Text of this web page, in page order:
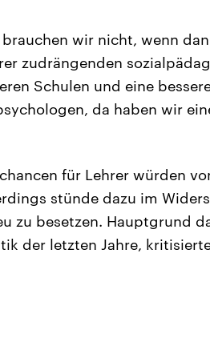
brauchen wir nicht, wenn
zudrängenden
Schulen und eine
da haben wir
für Lehrer würden
stünde dazu im
zu besetzen. Hauptgrund
der letzten Jahre,